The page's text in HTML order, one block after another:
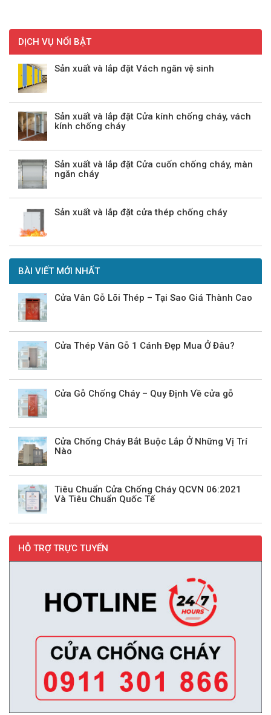
DỊCH VỤ NỔI BẬT
Sản xuất và lắp đặt Vách ngăn vệ sinh
Sản xuất và lắp đặt Cửa kính chống cháy, vách
kính chống cháy
Sản xuất và lắp đặt Cửa cuốn chống cháy, màn
ngăn cháy
Sản xuất và lắp đặt cửa thép chống cháy
BÀI VIẾT MỚI NHẤT
Cửa Vân Gỗ Lõi Thép – Tại Sao Giá Thành Cao
Cửa Thép Vân Gỗ 1 Cánh Đẹp Mua Ở Đâu?
Cửa Gỗ Chống Cháy – Quy Định Về cửa gỗ
Cửa Chống Cháy Bắt Buộc Lắp Ở Những Vị Trí
Nào
Tiêu Chuẩn Cửa Chống Cháy QCVN 06:2021
Và Tiêu Chuẩn Quốc Tế
HỖ TRỢ TRỰC TUYẾN